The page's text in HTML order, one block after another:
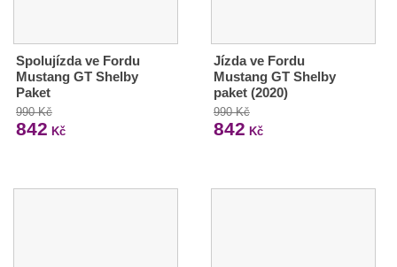
Spolujízda ve Fordu
Mustang GT Shelby
Paket
990 Kč
842 Kč
Jízda ve Fordu
Mustang GT Shelby
paket (2020)
990 Kč
842 Kč